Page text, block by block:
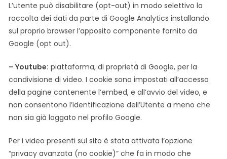
L’utente può disabilitare (opt-out) in modo selettivo la
raccolta dei dati da parte di Google Analytics installando
sul proprio browser l’apposito componente fornito da
Google (opt out).
– Youtube: piattaforma, di proprietà di Google, per la
condivisione di video. I cookie sono impostati all’accesso
della pagine contenente l’embed, e all’avvio del video, e
non consentono l’identificazione dell’Utente a meno che
non sia già loggato nel profilo Google.
Per i video presenti sul sito è stata attivata l’opzione
“privacy avanzata (no cookie)” che fa in modo che